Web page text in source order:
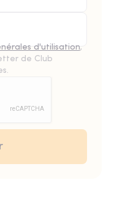
d'utilisation,
de Club